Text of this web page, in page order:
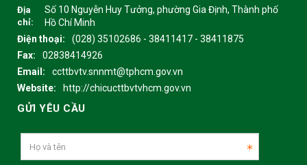
Địa
chỉ:
Số 10 Nguyễn Huy Tưởng, phường Gia Định, Thành phố
Hồ Chí Minh
Điện thoại:
(028) 35102686 - 38411417 - 38411875
Fax:
02838414926
Email:
ccttbvtv.snnmt@tphcm.gov.vn
Website:
http://chicucttbvtvhcm.gov.vn
GỬI YÊU CẦU